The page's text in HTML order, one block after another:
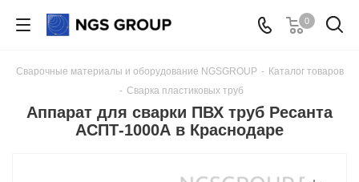
0
Сварочные материалы и оборудование NGSGROUP - Каталог товаров
- Сварка пластиковых труб
Аппарат для сварки ПВХ труб Ресанта
АСПТ-1000А в Краснодаре